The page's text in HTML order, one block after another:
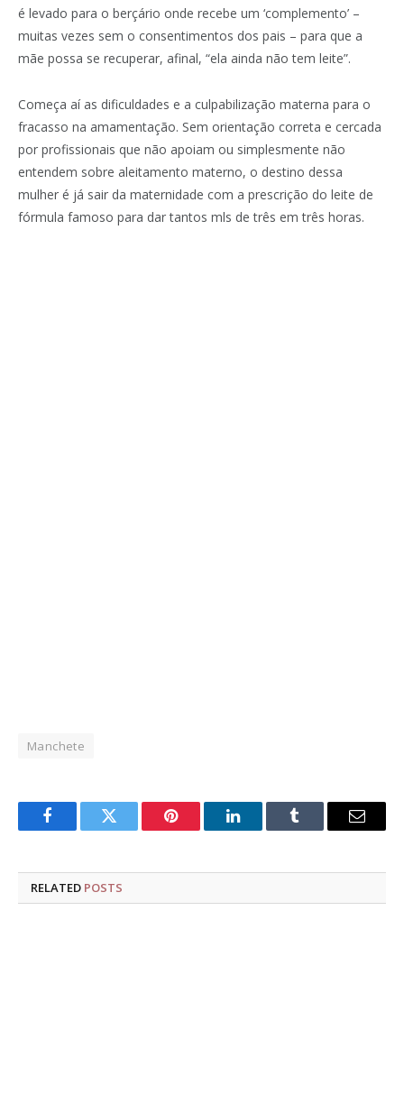
é levado para o berçário onde recebe um ‘complemento’ –
muitas vezes sem o consentimentos dos pais – para que a
mãe possa se recuperar, afinal, “ela ainda não tem leite”.
Começa aí as dificuldades e a culpabilização materna para o
fracasso na amamentação. Sem orientação correta e cercada
por profissionais que não apoiam ou simplesmente não
entendem sobre aleitamento materno, o destino dessa
mulher é já sair da maternidade com a prescrição do leite de
fórmula famoso para dar tantos mls de três em três horas.
Manchete
FacebookTwitter Pinterest LinkedInTumblr Email
RELATED POSTS